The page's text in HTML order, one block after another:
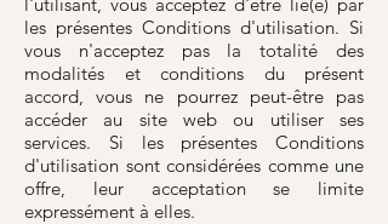
les présentes Conditions d'utilisation. Si
vous n'acceptez pas la totalité des
modalités et conditions du présent
accord, vous ne pourrez peut-être pas
accéder au site web ou utiliser ses
services. Si les présentes Conditions
d'utilisation sont considérées comme une
offre, leur acceptation se limite
expressément à elles.